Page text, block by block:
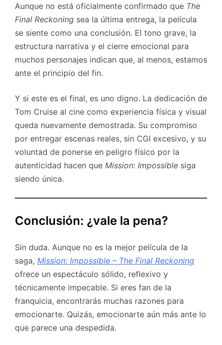
Aunque no está oficialmente confirmado que The
Final Reckoning sea la última entrega, la película
se siente como una conclusión. El tono grave, la
estructura narrativa y el cierre emocional para
muchos personajes indican que, al menos, estamos
ante el principio del fin.
Y si este es el final, es uno digno. La dedicación de
Tom Cruise al cine como experiencia física y visual
queda nuevamente demostrada. Su compromiso
por entregar escenas reales, sin CGI excesivo, y su
voluntad de ponerse en peligro físico por la
autenticidad hacen que Mission: Impossible siga
siendo única.
Conclusión: ¿vale la pena?
Sin duda. Aunque no es la mejor película de la
saga, Mission: Impossible – The Final Reckoning
ofrece un espectáculo sólido, reflexivo y
técnicamente impecable. Si eres fan de la
franquicia, encontrarás muchas razones para
emocionarte. Quizás, emocionarte aún más ante lo
que parece una despedida.